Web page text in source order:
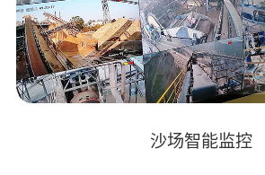
沙场智能监控